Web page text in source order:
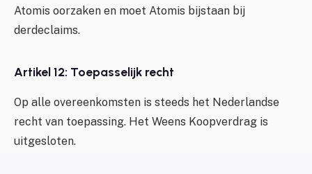
Atomis oorzaken en moet Atomis bijstaan bij
derdeclaims.
Artikel 12: Toepasselijk recht
Op alle overeenkomsten is steeds het Nederlandse
recht van toepassing. Het Weens Koopverdrag is
uitgesloten.